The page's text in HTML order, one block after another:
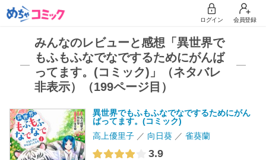
ログイン 会員登録
みんなのレビューと感想「異世界で
もふもふなでなでするためにがんば
ってます。(コミック)」（ネタバレ
非表示）（199ページ目）
異世界でもふもふなでなでするためにがん
ばってます。(コミック)
高上優里子
向日葵 雀葵蘭
3.9